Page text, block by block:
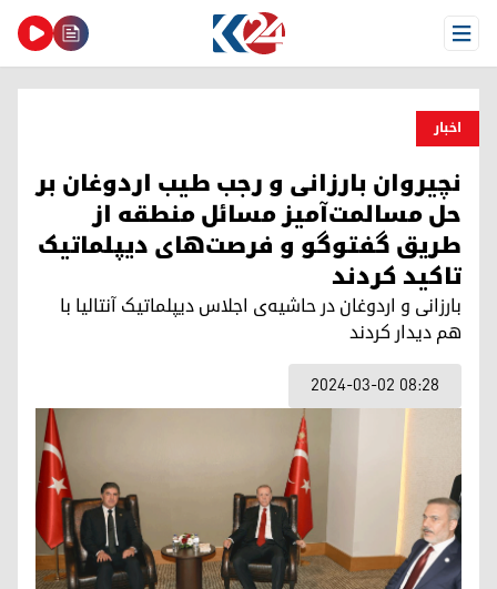
Open Menu
اخبار
نچیروان بارزانی و رجب طیب اردوغان بر
حل مسالمت‌آمیز مسائل منطقه از
طریق گفتوگو و فرصت‌های دیپلماتیک
تاکید کردند
بارزانی و اردوغان در حاشیه‌ی اجلاس دیپلماتیک آنتالیا با
هم دیدار کردند
2024-03-02 08:28